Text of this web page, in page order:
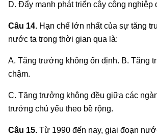
D. Đẩy mạnh phát triển cây công nghiệp
Câu 14. Hạn chế lớn nhất của sự tăng
nước ta trong thời gian qua là:
A. Tăng trưởng không ổn định. B. Tăng
chậm.
C. Tăng trưởng không đều giữa các
trưởng chủ yếu theo bề rộng.
Câu 15. Từ 1990 đến nay, giai đoạn